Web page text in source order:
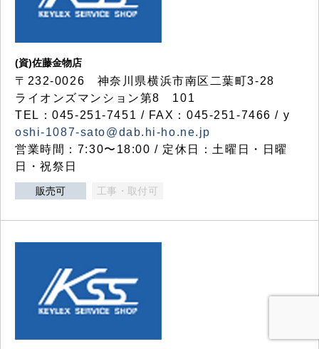
(資)佐藤金物店
〒232-0026 神奈川県横浜市南区二葉町3-28
ライオンズマンション第8 101
TEL：045-251-7451 / FAX：045-251-7466 / y
oshi-1087-sato@dab.hi-ho.ne.jp
営業時間：7:30〜18:00 / 定休日：土曜日・日曜
日・祝祭日
販売可 工事・取付可